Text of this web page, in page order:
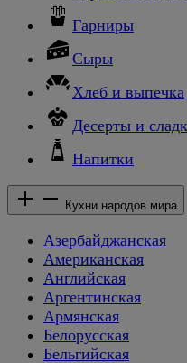
Гарниры
Сыры
Хлеб и выпечка
Десерты и
Напитки
Кухни народов мира
Азербайджанская
Американская
Английская
Аргентинская
Армянская
Белорусская
Бельгийская